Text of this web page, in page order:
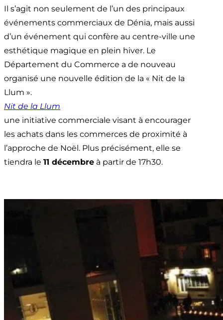
Il s’agit non seulement de l’un des principaux
événements commerciaux de Dénia, mais aussi
d’un événement qui confère au centre-ville une
esthétique magique en plein hiver. Le
Département du Commerce a de nouveau
organisé une nouvelle édition de la « Nit de la
Llum ».
Nit de la Llum
une initiative commerciale visant à encourager
les achats dans les commerces de proximité à
l’approche de Noël. Plus précisément, elle se
tiendra le 11 décembre à partir de 17h30.